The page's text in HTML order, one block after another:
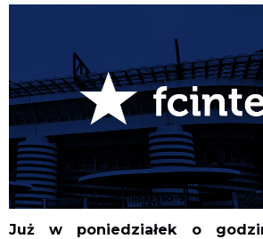
Już w poniedziałek o